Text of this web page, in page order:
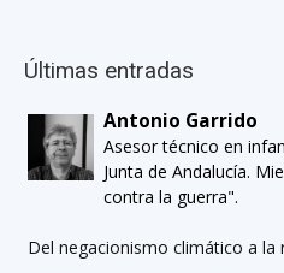
Últimas entradas
Antonio Garrido
Asesor técnico en
Junta de Andalucía.
contra la guerra".
Del negacionismo climático a la